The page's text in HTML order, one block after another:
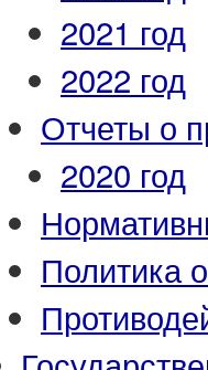
2021 год
2022 год
Отчеты о
2020 год
Политика